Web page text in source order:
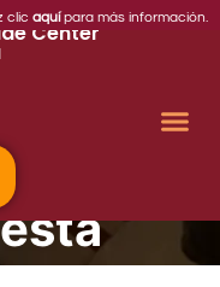
clic aquípara más información.
Center